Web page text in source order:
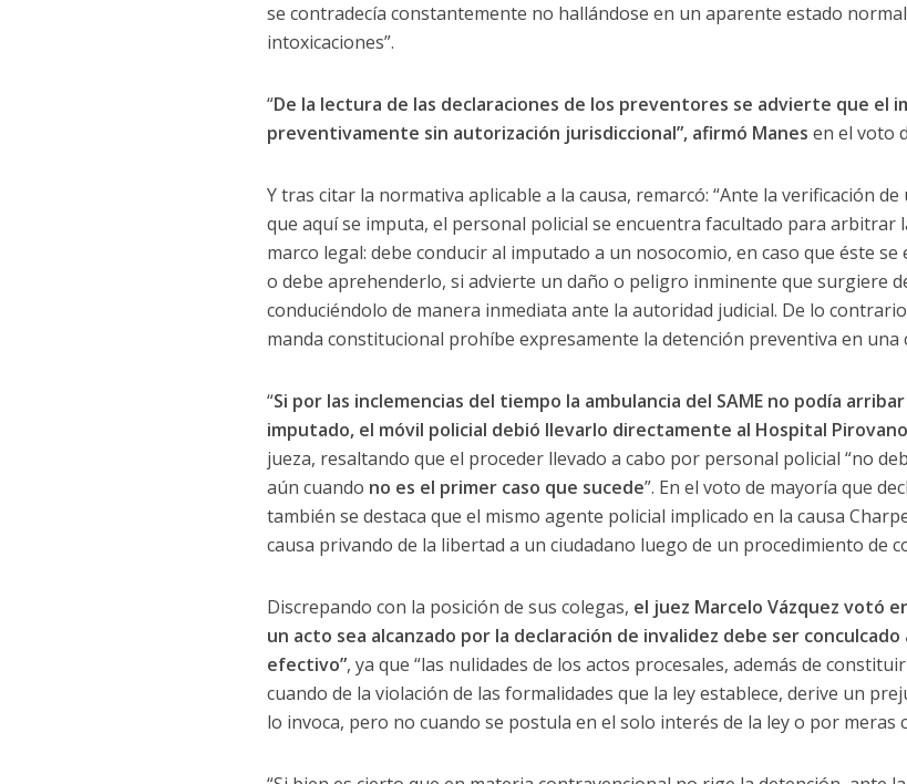
se contradecía constantemente no hallándose en un aparente estado
intoxicaciones”.
“De la lectura de las declaraciones de los preventores se advierte que el
preventivamente sin autorización jurisdiccional”, afirmó Manes en el voto
Y tras citar la normativa aplicable a la causa, remarcó: “Ante la verificación
que aquí se imputa, el personal policial se encuentra facultado para arbitrar
marco legal: debe conducir al imputado a un nosocomio, en caso que éste
o debe aprehenderlo, si advierte un daño o peligro inminente que surgiere
conduciéndolo de manera inmediata ante la autoridad judicial. De lo
manda constitucional prohíbe expresamente la detención preventiva en una
“Si por las inclemencias del tiempo la ambulancia del SAME no podía
imputado, el móvil policial debió llevarlo directamente al Hospital
jueza, resaltando que el proceder llevado a cabo por personal policial “no
aún cuando no es el primer caso que sucede”. En el voto de mayoría que
también se destaca que el mismo agente policial implicado en la causa
causa privando de la libertad a un ciudadano luego de un procedimiento de
Discrepando con la posición de sus colegas, el juez Marcelo Vázquez votó
un acto sea alcanzado por la declaración de invalidez debe ser
efectivo”, ya que “las nulidades de los actos procesales, además de
cuando de la violación de las formalidades que la ley establece, derive un
lo invoca, pero no cuando se postula en el solo interés de la ley o por meras